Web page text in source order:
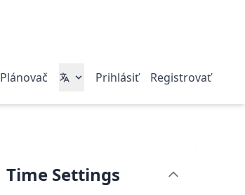
Plánovač Prihlásiť Registrovať
Time Settings